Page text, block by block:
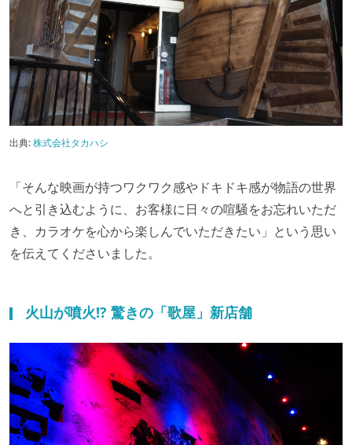
出典:株式会社タカハシ
「そんな映画が持つワクワク感やドキドキ感が物語の世界
へと引き込むように、お客様に日々の喧騒をお忘れいただ
き、カラオケを心から楽しんでいただきたい」という思い
を伝えてくださいました。
火山が噴火!? 驚きの「歌屋」新店舗